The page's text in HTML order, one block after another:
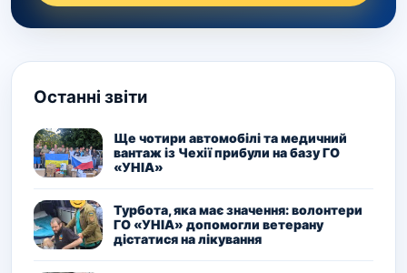
Останні звіти
Ще чотири автомобілі та медичний
вантаж із Чехії прибули на базу ГО
«УНІА»
Турбота, яка має значення: волонтери
ГО «УНІА» допомогли ветерану
дістатися на лікування